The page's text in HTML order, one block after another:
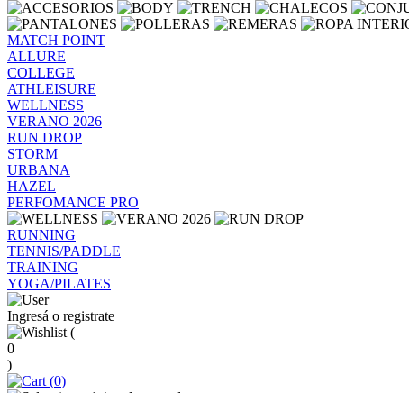
MATCH POINT
ALLURE
COLLEGE
ATHLEISURE
WELLNESS
VERANO 2026
RUN DROP
STORM
URBANA
HAZEL
PERFOMANCE PRO
RUNNING
TENNIS/PADDLE
TRAINING
YOGA/PILATES
Ingresá o registrate
(
0
)
(0)